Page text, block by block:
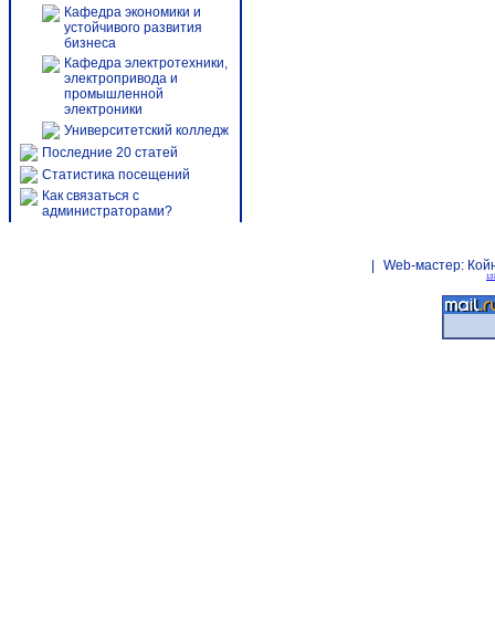
Кафедра экономики и
устойчивого развития
бизнеса
Кафедра электротехники,
электропривода и
промышленной
электроники
Университетский колледж
Последние 20 статей
Статистика посещений
Как связаться с
администраторами?
Web-мастер: